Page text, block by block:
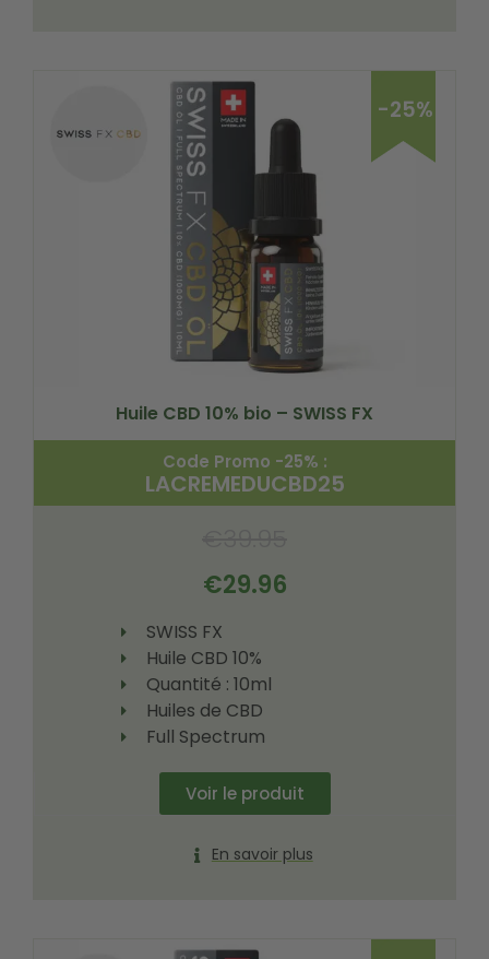
-25%
Huile CBD 10% bio – SWISS FX
Code Promo -25% :
LACREMEDUCBD25
€29.96
SWISS FX
Huile CBD 10%
Quantité : 10ml
Huiles de CBD
Full Spectrum
Voir le produit
En savoir plus